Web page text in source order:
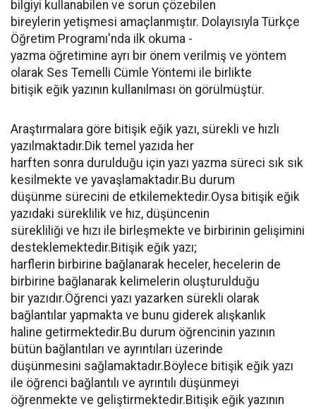
bilgiyi kullanabilen ve sorun çözebilen
bireylerin yetişmesi amaçlanmıştır. Dolayısıyla Türkçe
Öğretim Programı'nda ilk okuma -
yazma öğretimine ayrı bir önem verilmiş ve yöntem
olarak Ses Temelli Cümle Yöntemi ile birlikte
bitişik eğik yazının kullanılması ön görülmüştür.
Araştırmalara göre bitişik eğik yazı, sürekli ve hızlı
yazılmaktadır.Dik temel yazıda her
harften sonra durulduğu için yazı yazma süreci sık sık
kesilmekte ve yavaşlamaktadır.Bu durum
düşünme sürecini de etkilemektedir.Oysa bitişik eğik
yazıdaki süreklilik ve hız, düşüncenin
sürekliliği ve hızı ile birleşmekte ve birbirinin gelişimini
desteklemektedir.Bitişik eğik yazı;
harflerin birbirine bağlanarak heceler, hecelerin de
birbirine bağlanarak kelimelerin oluşturulduğu
bir yazıdır.Öğrenci yazı yazarken sürekli olarak
bağlantılar yapmakta ve bunu giderek alışkanlık
haline getirmektedir.Bu durum öğrencinin yazının
bütün bağlantıları ve ayrıntıları üzerinde
düşünmesini sağlamaktadır.Böylece bitişik eğik yazı
ile öğrenci bağlantılı ve ayrıntılı düşünmeyi
öğrenmekte ve geliştirmektedir.Bitişik eğik yazının